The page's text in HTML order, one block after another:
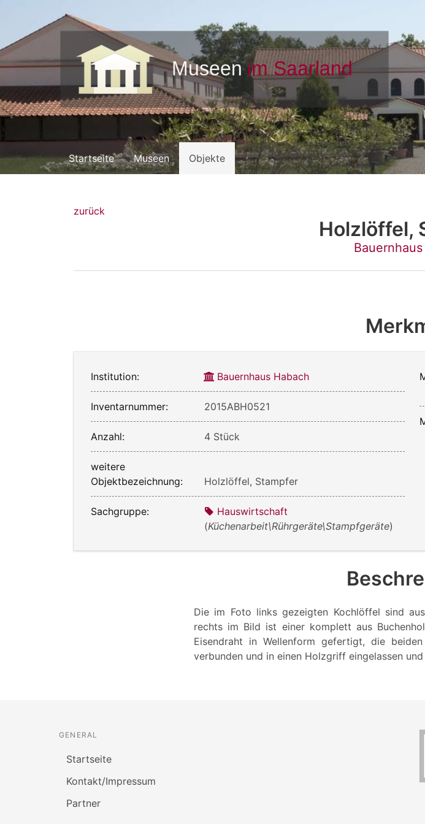
Startseite Museen Objekte
zurück
Holzlöffel,
Institution: Bauernhaus Habach
Inventarnummer: 2015ABH0521
Anzahl: 4 Stück
weitere
Objektbezeichnung:
Holzlöffel, Stampfer
Sachgruppe:
Hauswirtschaft
(Küchenarbeit\Rührgeräte\Stampfgeräte)
Die im Foto links gezeigten Kochlöffel sind
rechts im Bild ist einer komplett aus
Eisendraht in Wellenform gefertigt, die
verbunden und in einen Holzgriff eingelassen
GENERAL
Startseite
Kontakt/Impressum
Partner